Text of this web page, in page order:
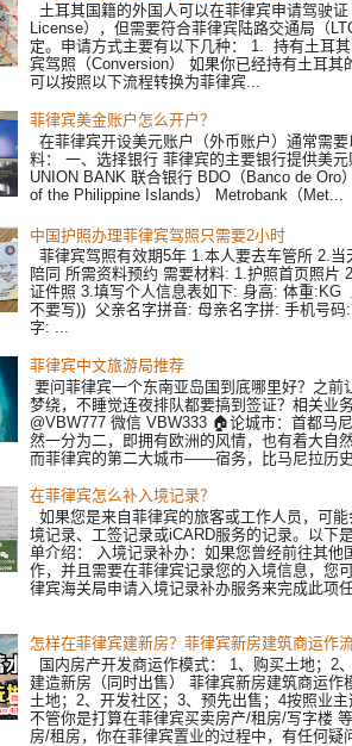
土耳其国籍的外国人可以在菲律宾申请驾驶证
License），但需要符合菲律宾陆路交通局（
定。申请方式主要有以下几种： 1. 持有土耳
宾驾照（Conversion） 如果你已经持有土耳其
可以按照以下流程转换为菲律宾...
菲律宾美金账户怎么开户？
在菲律宾开设美元账户（外币账户）通常需
料： 一、选择银行 菲律宾的主要银行提供美
UNION BANK 联合银行 BDO（Banco de Oro
of the Philippine Islands） Metrobank（Met...
中国护照办理菲律宾驾照只需要2小时
菲律宾驾照有效期5年 1.本人要去车管所 2.当
陪同 所需资料预约 需要材料: 1.护照首页照片
证件照 3.填写个人信息表如下: 身高: 体重:KG
不要写)) 父亲名字拼音: 母亲名字拼: 手机号码
字: ...
菲律宾中文旅游局推荐
要问菲律宾一个东南亚岛国到底哪里好？之前
梦绕，不睡觉连夜排队都要搞到签证？相关业
@VBW777 微信 VBW333 🏠论城市：首都马
然一分为二，即拥有欧洲的风情，也有着大自
而菲律宾的第二大城市——宿务，比马尼拉历
在菲律宾怎么补入境记录？
如果您是来自菲律宾的旅客或工作人员，可
境记录、工签记录或iCARD服务的记录。以下
单介绍： 入境记录补办：如果您曾经前往其他
作，并且需要在菲律宾记录您的入境信息，您
律宾海关局申请入境记录补办服务来完成此项
怎样在菲律宾建新房？菲律宾新房建筑商运作
国内房产开发商运作模式： 1、购买土地；2
建造新房（同时出售） 菲律宾新房建筑商运作
土地；2、开发社区；3、预先出售；4按照业
不管你是打算在菲律宾买卖房产/租房/写字楼
房/租房，你在菲律宾置业的过程中，有任何疑